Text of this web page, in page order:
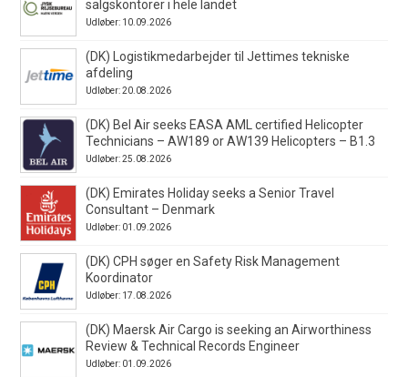
salgskontorer i hele landet
Udløber: 10.09.2026
(DK) Logistikmedarbejder til Jettimes tekniske
afdeling
Udløber: 20.08.2026
(DK) Bel Air seeks EASA AML certified Helicopter
Technicians – AW189 or AW139 Helicopters – B1.3
Udløber: 25.08.2026
(DK) Emirates Holiday seeks a Senior Travel
Consultant – Denmark
Udløber: 01.09.2026
(DK) CPH søger en Safety Risk Management
Koordinator
Udløber: 17.08.2026
(DK) Maersk Air Cargo is seeking an Airworthiness
Review & Technical Records Engineer
Udløber: 01.09.2026